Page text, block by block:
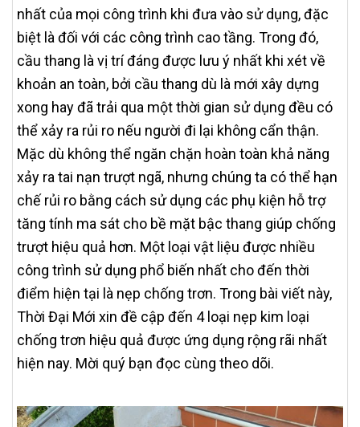
nhất của mọi công trình khi đưa vào sử dụng, đặc
biệt là đối với các công trình cao tầng. Trong đó,
cầu thang là vị trí đáng được lưu ý nhất khi xét về
khoản an toàn, bởi cầu thang dù là mới xây dựng
xong hay đã trải qua một thời gian sử dụng đều có
thể xảy ra rủi ro nếu người đi lại không cẩn thận.
Mặc dù không thể ngăn chặn hoàn toàn khả năng
xảy ra tai nạn trượt ngã, nhưng chúng ta có thể hạn
chế rủi ro bằng cách sử dụng các phụ kiện hỗ trợ
tăng tính ma sát cho bề mặt bậc thang giúp chống
trượt hiệu quả hơn. Một loại vật liệu được nhiều
công trình sử dụng phổ biến nhất cho đến thời
điểm hiện tại là nẹp chống trơn. Trong bài viết này,
Thời Đại Mới xin đề cập đến 4 loại nẹp kim loại
chống trơn hiệu quả được ứng dụng rộng rãi nhất
hiện nay. Mời quý bạn đọc cùng theo dõi.